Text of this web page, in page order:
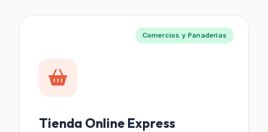
Comercios y Panaderías
Tienda Online Express